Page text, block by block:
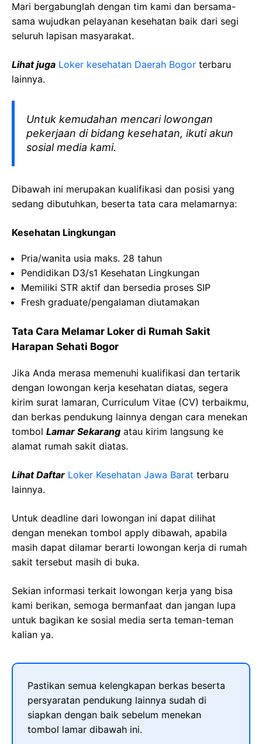
Mari bergabunglah dengan tim kami dan bersama-
sama wujudkan pelayanan kesehatan baik dari segi
seluruh lapisan masyarakat.
Lihat juga Loker kesehatan Daerah Bogor terbaru
lainnya.
Untuk kemudahan mencari lowongan
pekerjaan di bidang kesehatan, ikuti akun
sosial media kami.
Dibawah ini merupakan kualifikasi dan posisi yang
sedang dibutuhkan, beserta tata cara melamarnya:
Kesehatan Lingkungan
Pria/wanita usia maks. 28 tahun
Pendidikan D3/s1 Kesehatan Lingkungan
Memiliki STR aktif dan bersedia proses SIP
Fresh graduate/pengalaman diutamakan
Tata Cara Melamar Loker di Rumah Sakit
Harapan Sehati Bogor
Jika Anda merasa memenuhi kualifikasi dan tertarik
dengan lowongan kerja kesehatan diatas, segera
kirim surat lamaran, Curriculum Vitae (CV) terbaikmu,
dan berkas pendukung lainnya dengan cara menekan
tombol Lamar Sekarang atau kirim langsung ke
alamat rumah sakit diatas.
Lihat Daftar Loker Kesehatan Jawa Barat terbaru
lainnya.
Untuk deadline dari lowongan ini dapat dilihat
dengan menekan tombol apply dibawah, apabila
masih dapat dilamar berarti lowongan kerja di rumah
sakit tersebut masih di buka.
Sekian informasi terkait lowongan kerja yang bisa
kami berikan, semoga bermanfaat dan jangan lupa
untuk bagikan ke sosial media serta teman-teman
kalian ya.
Pastikan semua kelengkapan berkas beserta
persyaratan pendukung lainnya sudah di
siapkan dengan baik sebelum menekan
tombol lamar dibawah ini.